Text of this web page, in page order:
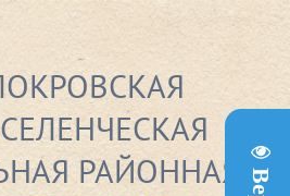
РАЙОННАЯ